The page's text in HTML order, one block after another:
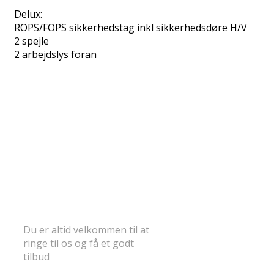
Delux:
ROPS/FOPS sikkerhedstag inkl sikkerhedsdøre H/V
2 spejle
2 arbejdslys foran
Du er altid velkommen til at
ringe til os og få et godt
tilbud